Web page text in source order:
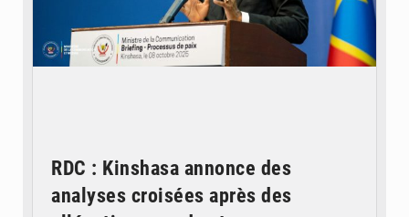
RDC : Kinshasa annonce des
analyses croisées après des